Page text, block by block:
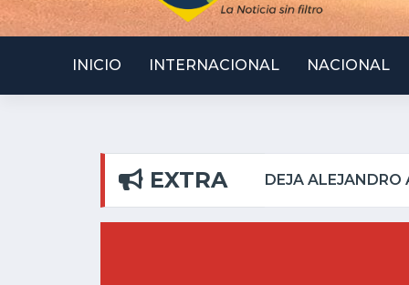
INICIO INTERNACIONAL NACIONAL
EXTRA
DEL PILAR